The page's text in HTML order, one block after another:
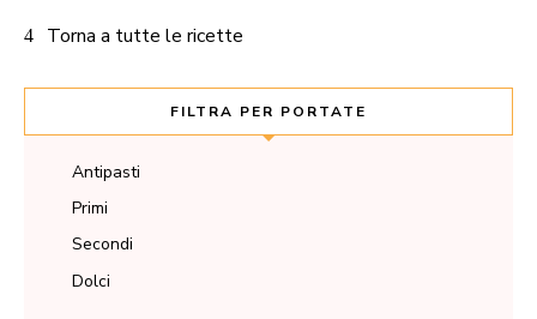
Torna a tutte le ricette
FILTRA PER PORTATE
Antipasti
Primi
Secondi
Dolci